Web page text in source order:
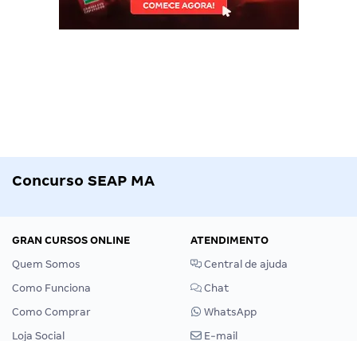
Concurso SEAP MA
GRAN CURSOS ONLINE
Quem Somos
Como Funciona
Como Comprar
Loja Social
ATENDIMENTO
Central de ajuda
Chat
WhatsApp
E-mail